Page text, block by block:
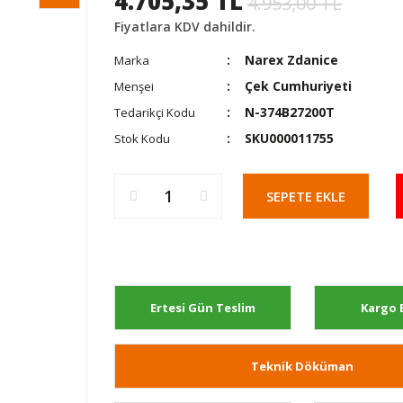
Fiyatlara KDV dahildir.
Marka Narex Zdanice
Menşei Çek Cumhuriyeti
Tedarikçi Kodu N-374B27200T
Stok Kodu SKU000011755
SEPETE EKLE
Ertesi Gün Teslim Kargo
Teknik Döküman